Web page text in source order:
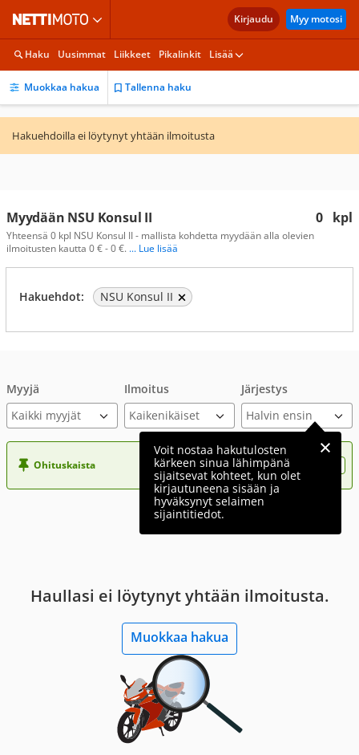
Kirjaudu Myy motosi
Haku Uusimmat Liikkeet Pikalinkit Lisää
Muokkaa hakua Tallenna haku
Hakuehdoilla ei löytynyt yhtään ilmoitusta
0 kpl
Myydään NSU Konsul II
Yhteensä 0 kpl NSU Konsul II - mallista kohdetta myydään alla olevien
ilmoitusten kautta 0 € - 0 €. ... Lue lisää
Hakuehdot: NSU Konsul II
Myyjä
Kaikki myyjät
Ilmoitus Järjestys
Voit nostaa hakutulosten
kärkeen sinua lähimpänä
sijaitsevat kohteet, kun olet
kirjautuneena sisään ja
hyväksynyt selaimen
sijaintitiedot.
Ohituskaista Nosta ilmoituksesi tähän?
Haullasi ei löytynyt yhtään ilmoitusta.
Muokkaa hakua